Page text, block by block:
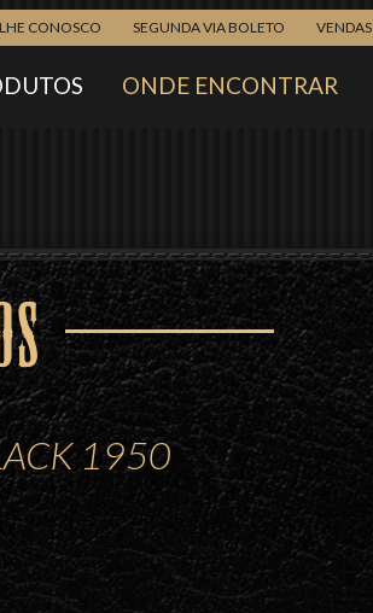
CONOSCO SEGUNDA VIA BOLETO VENDAS
ONDE ENCONTRAR
1950